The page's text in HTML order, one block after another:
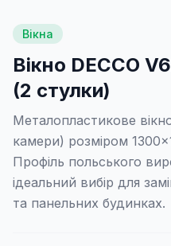
Вікна
Вікно DECCO
(2 стулки)
Металопластикове
камери) розміром
Профіль польського
ідеальний вибір для
та панельних будинках.